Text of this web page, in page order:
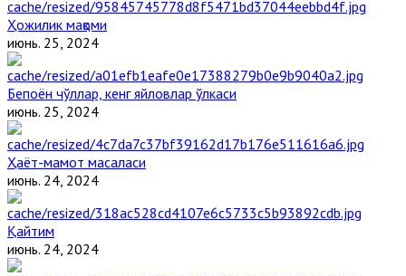
Ҳожилик мақоми
июнь. 25, 2024
Бепоён чўллар, кенг яйловлар ўлкаси
июнь. 25, 2024
Ҳаёт-мамот масаласи
июнь. 24, 2024
Қайтим
июнь. 24, 2024